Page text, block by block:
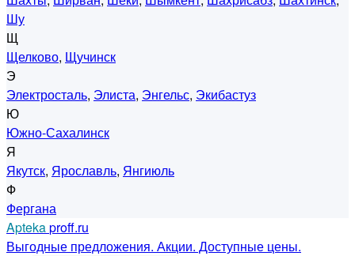
Шу
Щ
Щелково, Щучинск
Э
Электросталь, Элиста, Энгельс, Экибастуз
Ю
Южно-Сахалинск
Я
Якутск, Ярославль, Янгиюль
Ф
Фергана
Aptekaproff.ru
Выгодные предложения. Акции. Доступные цены.